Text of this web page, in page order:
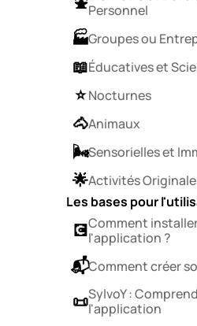
Personnel
🏭️Groupes ou
📖Éducatives et
⭐️Nocturnes
🐴Animaux
🌬️Sensorielles et
🌟Activités
Les bases pour
💽Comment
l'application ?
📬Comment créer
📜SylvoY :
l'application